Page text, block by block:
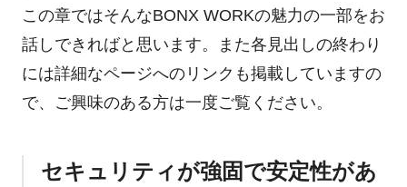
この章ではそんなBONX WORKの魅力の一部をお
話しできればと思います。また各見出しの終わり
には詳細なページへのリンクも掲載していますの
で、ご興味のある方は一度ご覧ください。
セキュリティが強固で安定性があ